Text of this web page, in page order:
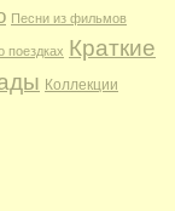
Песни из фильмов
поездках Краткие
Коллекции